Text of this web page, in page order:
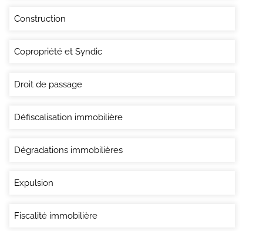
Construction
Copropriété et Syndic
Droit de passage
Défiscalisation immobilière
Dégradations immobilières
Expulsion
Fiscalité immobilière